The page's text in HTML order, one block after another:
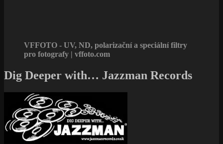
John Peel Wiki
Štítky
Art Rock
Avantgarde
Bebop